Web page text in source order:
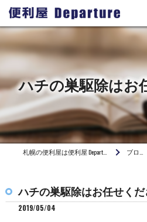
ハチの巣駆除はお
札幌の便利屋は便利屋 Departure ブログ
ハチの巣駆除はお任せくだ
2019/05/04